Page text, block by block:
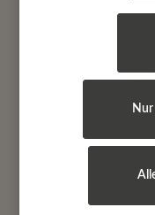
+
+